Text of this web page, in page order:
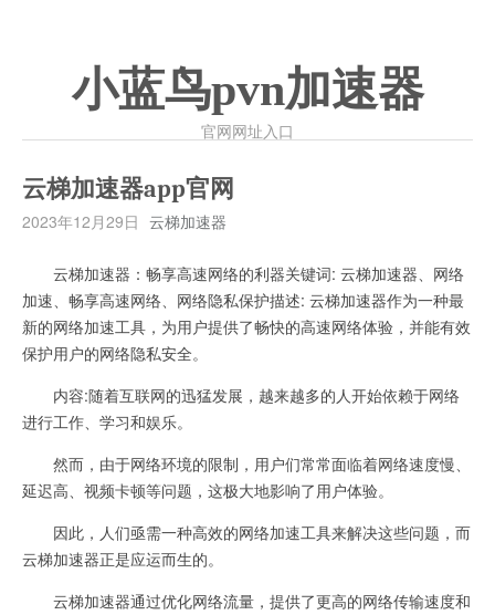
小蓝鸟pvn加速器
官网网址入口
云梯加速器app官网
2023年12月29日 云梯加速器
云梯加速器：畅享高速网络的利器关键词: 云梯加速器、网络
加速、畅享高速网络、网络隐私保护描述: 云梯加速器作为一种最
新的网络加速工具，为用户提供了畅快的高速网络体验，并能有效
保护用户的网络隐私安全。
内容:随着互联网的迅猛发展，越来越多的人开始依赖于网络
进行工作、学习和娱乐。
然而，由于网络环境的限制，用户们常常面临着网络速度慢、
延迟高、视频卡顿等问题，这极大地影响了用户体验。
因此，人们亟需一种高效的网络加速工具来解决这些问题，而
云梯加速器正是应运而生的。
云梯加速器通过优化网络流量，提供了更高的网络传输速度和